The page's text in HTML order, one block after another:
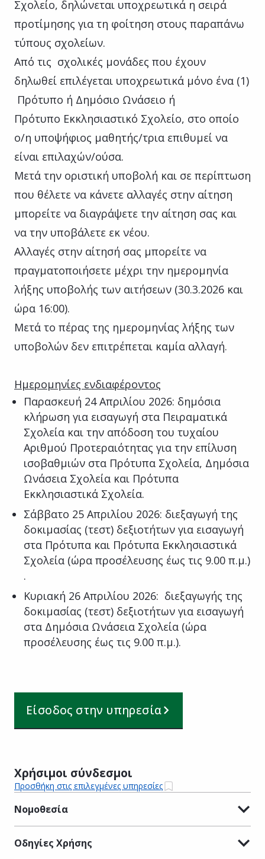
Σχολείο, δηλώνεται υποχρεωτικά η σειρά
προτίμησης για τη φοίτηση στους παραπάνω
τύπους σχολείων.
Από τις σχολικές μονάδες που έχουν
δηλωθεί επιλέγεται υποχρεωτικά μόνο ένα (1)
Πρότυπο ή Δημόσιο Ωνάσειο ή
Πρότυπο Εκκλησιαστικό Σχολείο, στο οποίο
ο/η υποψήφιος μαθητής/τρια επιθυμεί να
είναι επιλαχών/ούσα.
Μετά την οριστική υποβολή και σε περίπτωση
που θέλετε να κάνετε αλλαγές στην αίτηση
μπορείτε να διαγράψετε την αίτηση σας και
να την υποβάλετε εκ νέου.
Αλλαγές στην αίτησή σας μπορείτε να
πραγματοποιήσετε μέχρι την ημερομηνία
λήξης υποβολής των αιτήσεων (30.3.2026 και
ώρα 16:00).
Μετά το πέρας της ημερομηνίας λήξης των
υποβολών δεν επιτρέπεται καμία αλλαγή.
Ημερομηνίες ενδιαφέροντος
Παρασκευή 24 Απριλίου 2026: δημόσια
κλήρωση για εισαγωγή στα Πειραματικά
Σχολεία και την απόδοση του τυχαίου
Αριθμού Προτεραιότητας για την επίλυση
ισοβαθμιών στα Πρότυπα Σχολεία, Δημόσια
Ωνάσεια Σχολεία και Πρότυπα
Εκκλησιαστικά Σχολεία.
Σάββατο 25 Απριλίου 2026: διεξαγωγή της
δοκιμασίας (τεστ) δεξιοτήτων για εισαγωγή
στα Πρότυπα και Πρότυπα Εκκλησιαστικά
Σχολεία (ώρα προσέλευσης έως τις 9.00 π.μ.)
.
Κυριακή 26 Απριλίου 2026: διεξαγωγής της
δοκιμασίας (τεστ) δεξιοτήτων για εισαγωγή
στα Δημόσια Ωνάσεια Σχολεία (ώρα
προσέλευσης έως τις 9.00 π.μ.).
Είσοδος στην υπηρεσία
Χρήσιμοι σύνδεσμοι
Προσθήκη στις επιλεγμένες υπηρεσίες
Νομοθεσία
Οδηγίες Χρήσης